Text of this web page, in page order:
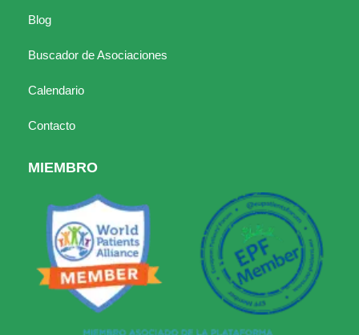
Blog
Buscador de Asociaciones
Calendario
Contacto
MIEMBRO